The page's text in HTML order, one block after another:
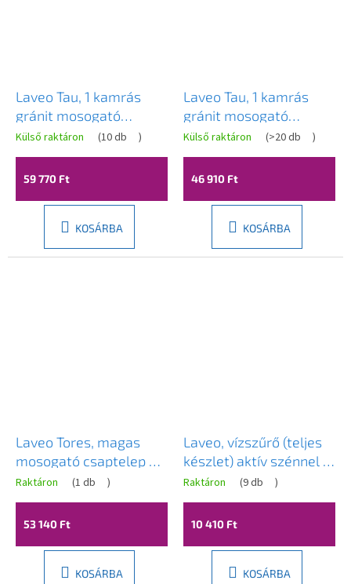
Laveo Tau, 1 kamrás
gránit mosogató
900x500x215 mm,
bézs, LAV-SBT_4109
Külső raktáron (10 db )
59 770 Ft
KOSÁRBA
Laveo Tau, 1 kamrás
gránit mosogató
600x500x215 mm,
bézs, LAV-SBT_4106
Külső raktáron (>20 db )
46 910 Ft
KOSÁRBA
Laveo Tores, magas
mosogató csaptelep h-
266, arany matt, LAV-
BVT_G2ND
Raktáron (1 db )
53 140 Ft
KOSÁRBA
Laveo, vízszűrő (teljes
készlet) aktív szénnel 5
µm, LAV-XBAK0AMII
Raktáron (9 db )
10 410 Ft
KOSÁRBA